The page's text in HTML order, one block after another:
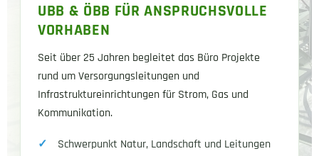
UBB & ÖBB FÜR ANSPRUCHSVOLLE
VORHABEN
Seit über 25 Jahren begleitet das Büro Projekte
rund um Versorgungsleitungen und
Infrastruktureinrichtungen für Strom, Gas und
Kommunikation.
Schwerpunkt Natur, Landschaft und Leitungen